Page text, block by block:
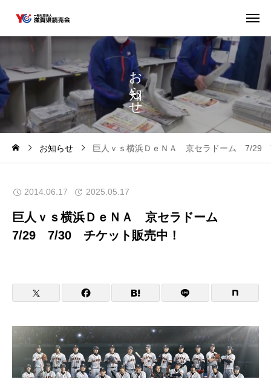
お
ら
せ
お知らせ 巨人ｖｓ横浜ＤｅＮＡ 京セラドーム 7/29
2014.06.17 2025.05.17
巨人ｖｓ横浜ＤｅＮＡ 京セラドーム
7/29 7/30 チケット販売中！